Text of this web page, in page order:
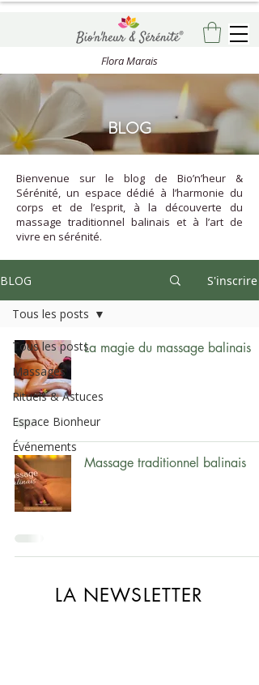
Flora Marais
BLOG
Bienvenue sur le blog de Bio’n’heur &
Sérénité, un espace dédié à l’harmonie du
corps et de l’esprit, à la découverte du
massage traditionnel balinais et à l’art de
vivre en sérénité.
BLOG S'inscrire
Tous les posts
Massages
Rituels & Astuces
Espace Bionheur
Événements
Tous les posts
La magie du massage balinais
Massage traditionnel balinais
LA NEWSLETTER